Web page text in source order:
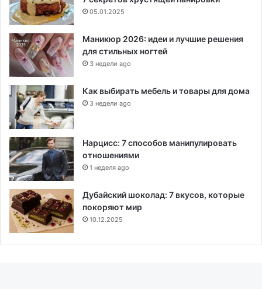
05.01.2025
Маникюр 2026: идеи и лучшие решения
для стильных ногтей
3 недели ago
Как выбирать мебель и товары для дома
3 недели ago
Нарцисс: 7 способов манипулировать
отношениями
1 неделя ago
Дубайский шоколад: 7 вкусов, которые
покоряют мир
10.12.2025